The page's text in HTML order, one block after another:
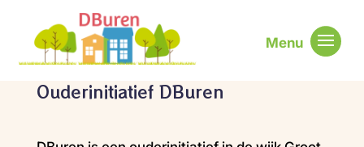
Ouderinitiatief DBuren